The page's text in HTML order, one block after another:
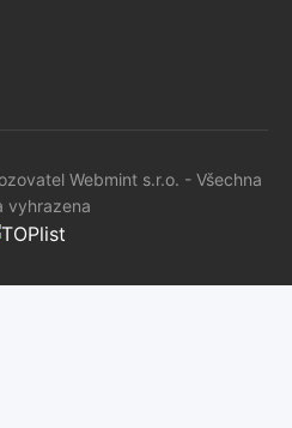
Webmint s.r.o. - Všechna
vyhrazena